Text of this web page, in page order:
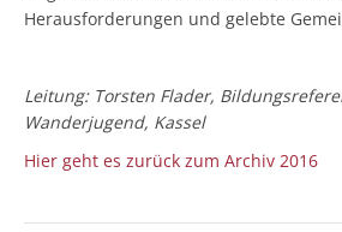
Herausforderungen und gelebte
Leitung: Torsten Flader,
Wanderjugend, Kassel
Hier geht es zurück zum Archiv 2016